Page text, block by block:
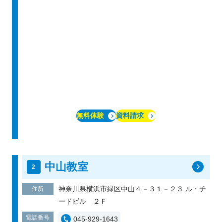
無料体験 資料請求
中山教室
住所
神奈川県横浜市緑区中山４－３１－２３ ル・チ
ードビル ２Ｆ
電話番号 045-929-1643